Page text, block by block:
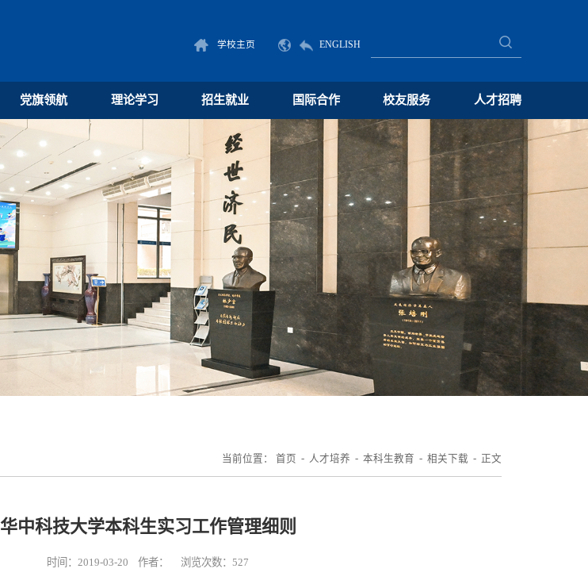
学校主页 ENGLISH
党旗领航 理论学习 招生就业 国际合作 校友服务 人才招聘
当前位置： 首页 - 人才培养 - 本科生教育 - 相关下载 - 正文
华中科技大学本科生实习工作管理细则
时间：2019-03-20 作者： 浏览次数：527